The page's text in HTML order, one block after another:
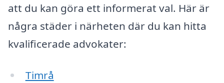
att du kan göra ett informerat val. Här är
några städer i närheten där du kan hitta
kvalificerade advokater:
Timrå